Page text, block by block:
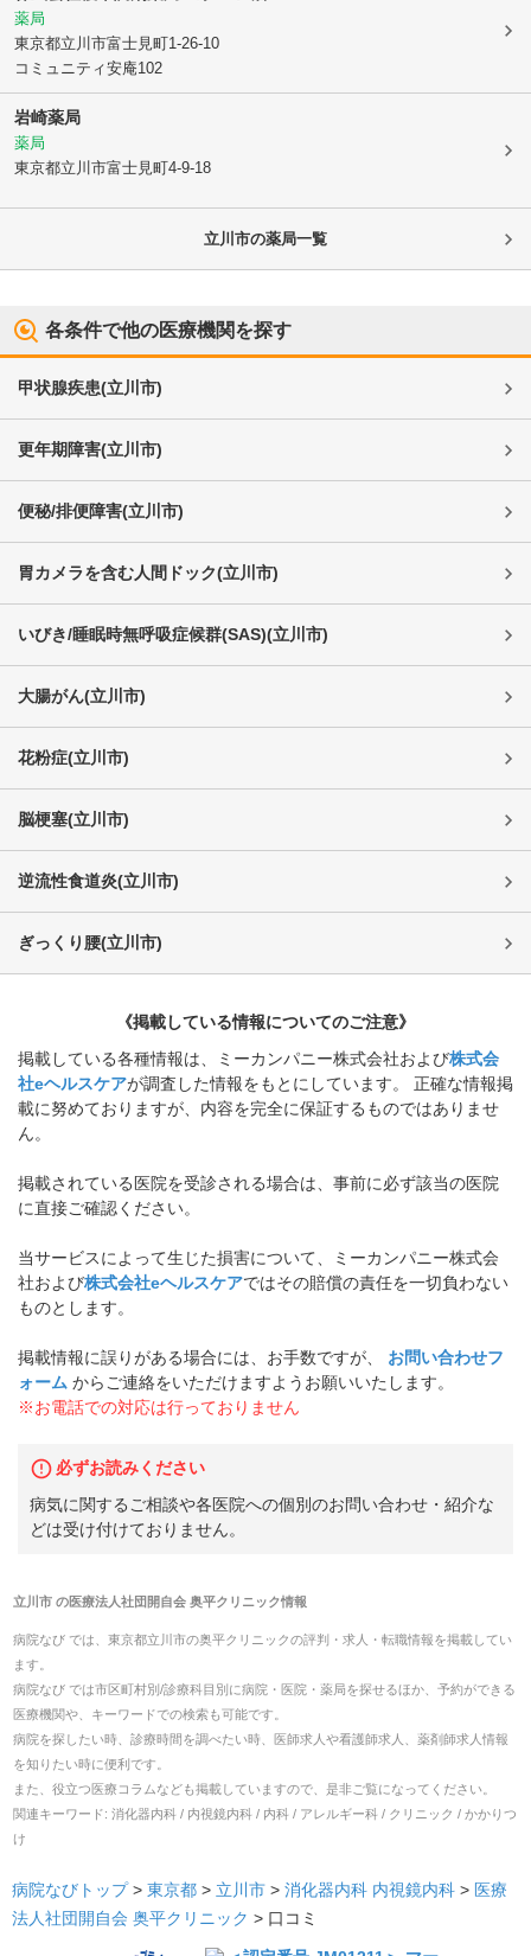
薬局
東京都立川市富士見町1-26-10
コミュニティ安庵102
岩崎薬局
薬局
東京都立川市富士見町4-9-18
立川市の薬局一覧
各条件で他の医療機関を探す
甲状腺疾患(立川市)
更年期障害(立川市)
便秘/排便障害(立川市)
胃カメラを含む人間ドック(立川市)
いびき/睡眠時無呼吸症候群(SAS)(立川市)
大腸がん(立川市)
花粉症(立川市)
脳梗塞(立川市)
逆流性食道炎(立川市)
ぎっくり腰(立川市)
《掲載している情報についてのご注意》
掲載している各種情報は、ミーカンパニー株式会社および株式会
社eヘルスケアが調査した情報をもとにしています。 正確な情報掲
載に努めておりますが、内容を完全に保証するものではありませ
ん。
掲載されている医院を受診される場合は、事前に必ず該当の医院
に直接ご確認ください。
当サービスによって生じた損害について、ミーカンパニー株式会
社および株式会社eヘルスケアではその賠償の責任を一切負わない
ものとします。
掲載情報に誤りがある場合には、お手数ですが、
お問い合わせフ
ォーム からご連絡をいただけますようお願いいたします。
※お電話での対応は行っておりません
必ずお読みください
病気に関するご相談や各医院への個別のお問い合わせ・紹介な
どは受け付けておりません。
立川市の医療法人社団開自会 奥平クリニック情報
病院なび では、 東京都立川市の奥平クリニックの評判・求人・転職情報を掲載してい
ます。
病院なび では市区町村別/診療科目別に病院・医院・薬局を探せるほか、予約ができる
医療機関や、キーワードでの検索も可能です。
病院を探したい時、診療時間を調べたい時、医師求人や看護師求人、薬剤師求人情報
を知りたい時に便利です。
また、役立つ医療コラムなども掲載していますので、是非ご覧になってください。
関連キーワード: 消化器内科 / 内視鏡内科 / 内科 / アレルギー科 / クリニック / かかりつ
け
病院なびトップ > 東京都 > 立川市 > 消化器内科 内視鏡内科 > 医療
法人社団開自会 奥平クリニック > 口コミ